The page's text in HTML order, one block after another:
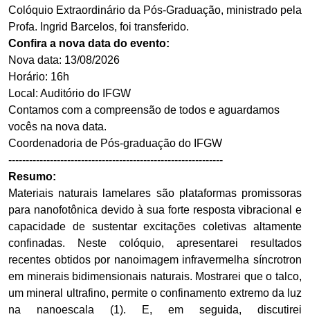
Colóquio Extraordinário da Pós-Graduação, ministrado pela
Profa. Ingrid Barcelos, foi transferido.
Confira a nova data do evento:
Nova data: 13/08/2026
Horário: 16h
Local: Auditório do IFGW
Contamos com a compreensão de todos e aguardamos
vocês na nova data.
Coordenadoria de Pós-graduação do IFGW
--------------------------------------------------------------
Resumo:
Materiais naturais lamelares são plataformas promissoras
para nanofotônica devido à sua forte resposta vibracional e
capacidade de sustentar excitações coletivas altamente
confinadas. Neste colóquio, apresentarei resultados
recentes obtidos por nanoimagem infravermelha síncrotron
em minerais bidimensionais naturais. Mostrarei que o talco,
um mineral ultrafino, permite o confinamento extremo da luz
na nanoescala (1). E, em seguida, discutirei